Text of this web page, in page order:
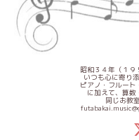
昭和３４年（１９
いつも心に寄り
ピアノ・フルート
に加えて、算数
同じお教